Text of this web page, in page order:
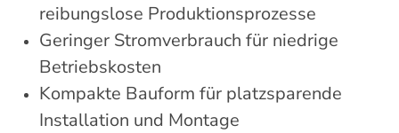
reibungslose Produktionsprozesse
Geringer Stromverbrauch für niedrige
Betriebskosten
Kompakte Bauform für platzsparende
Installation und Montage